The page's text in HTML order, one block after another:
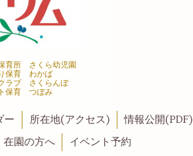
さくら幼児園
保育 わかば
ラブ さくらんぼ
保育 つぼみ
ー 所在地(アクセス) 情報公開(PDF)
在園の方へ イベント予約